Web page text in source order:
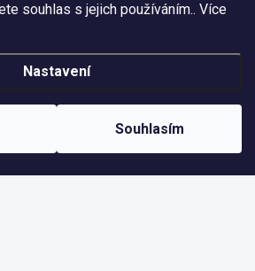
souhlas s jejich používáním.. Více
Nastavení
Souhlasím
Vytvořil Shoptet
- Svět potisku. Všechna práva vyhrazena.